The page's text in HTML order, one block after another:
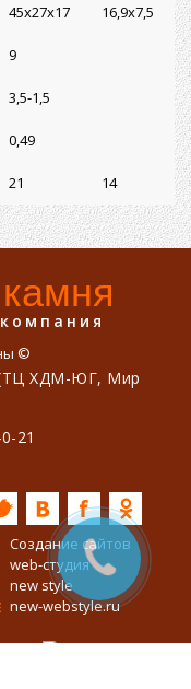
45х27х17 16,9х7,5
9
3,5-1,5
0,49
21 14
©
(ТЦ ХДМ-ЮГ, Мир
21
Создание сайтов
web-студия
new style
new-webstyle.ru